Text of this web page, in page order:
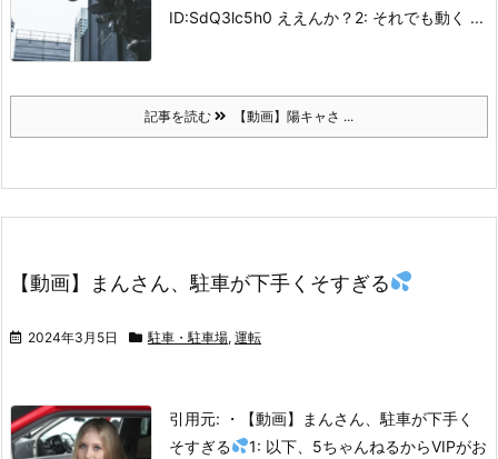
ID:SdQ3lc5h0 ええんか？ 2: それでも動く ...
記事を読む 【動画】陽キャさ ...
【動画】まんさん、駐車が下手くそすぎる
2024年3月5日 駐車・駐車場, 運転
引用元: ・【動画】まんさん、駐車が下手く
そすぎる
1: 以下、5ちゃんねるからVIPがお